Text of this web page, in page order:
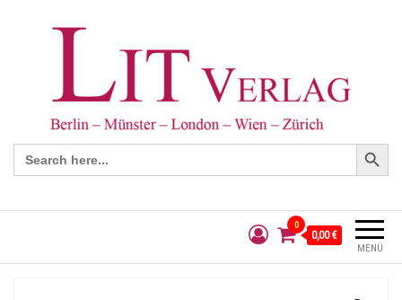
Search
for:
Search Button
MENÜ
0
0,00 €